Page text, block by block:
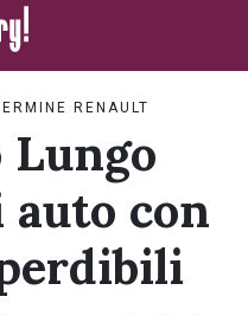
RENAULT
Lungo
con